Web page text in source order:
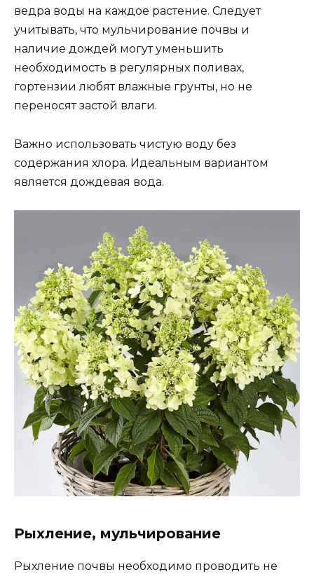
ведра воды на каждое растение. Следует
учитывать, что мульчирование почвы и
наличие дождей могут уменьшить
необходимость в регулярных поливах,
гортензии любят влажные грунты, но не
переносят застой влаги.
Важно использовать чистую воду без
содержания хлора. Идеальным вариантом
является дождевая вода.
Рыхление, мульчирование
Рыхление почвы необходимо проводить не